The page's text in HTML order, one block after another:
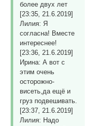
более двух лет
[23:35, 21.6.2019]
Лилия: Я
согласна! Вместе
интереснее!
[23:36, 21.6.2019]
Ирина: А вот с
этим очень
осторожно-
висеть,да ещё и
груз подвешивать.
[23:37, 21.6.2019]
Лилия: Надо